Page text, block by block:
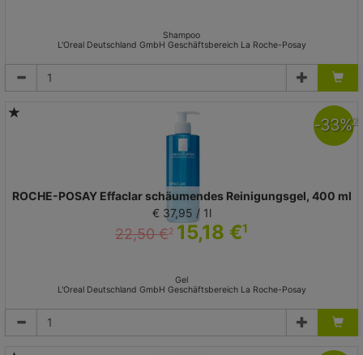
Shampoo
L'Oreal Deutschland GmbH Geschäftsbereich La Roche-Posay
ROCHE-POSAY Effaclar schäumendes Reinigungsgel, 400 ml
€ 37,95 / 1l
22,50 €2 15,18 €1
Gel
L'Oreal Deutschland GmbH Geschäftsbereich La Roche-Posay
-33%2